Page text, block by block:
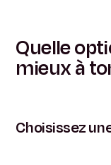
Quelle
mieux à
Choisissez